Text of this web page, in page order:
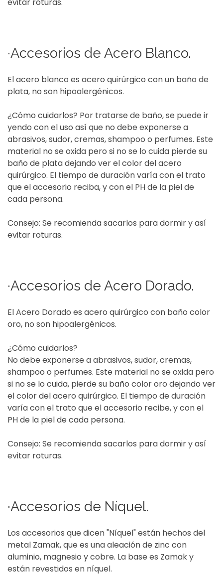
·Accesorios de Acero Blanco.
El acero blanco es acero quirúrgico con un baño de
plata, no son hipoalergénicos.
¿Cómo cuidarlos? Por tratarse de baño, se puede ir
yendo con el uso así que no debe exponerse a
abrasivos, sudor, cremas, shampoo o perfumes. Este
material no se oxida pero si no se lo cuida pierde su
baño de plata dejando ver el color del acero
quirúrgico. El tiempo de duración varía con el trato
que el accesorio reciba, y con el PH de la piel de
cada persona.
Consejo: Se recomienda sacarlos para dormir y así
evitar roturas.
·Accesorios de Acero Dorado.
El Acero Dorado es acero quirúrgico con baño color
oro, no son hipoalergénicos.
¿Cómo cuidarlos?
No debe exponerse a abrasivos, sudor, cremas,
shampoo o perfumes. Este material no se oxida pero
si no se lo cuida, pierde su baño color oro dejando ver
el color del acero quirúrgico. El tiempo de duración
varía con el trato que el accesorio recibe, y con el
PH de la piel de cada persona.
Consejo: Se recomienda sacarlos para dormir y así
evitar roturas.
·Accesorios de Níquel.
Los accesorios que dicen "Níquel" están hechos del
metal Zamak, que es una aleación de zinc con
aluminio, magnesio y cobre. La base es Zamak y
están revestidos en níquel.